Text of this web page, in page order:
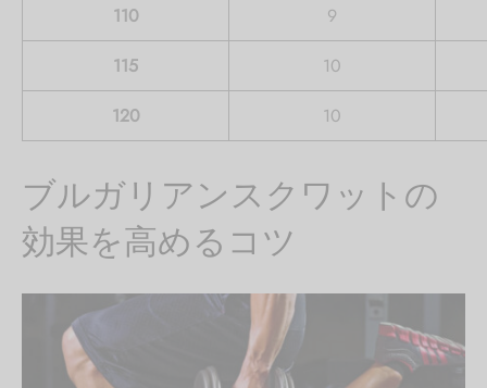
110
9
115
10
120
10
ブルガリアンスクワットの
効果を高めるコツ